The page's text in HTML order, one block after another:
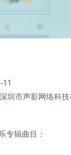
圳市声影网络科技
专辑曲目：